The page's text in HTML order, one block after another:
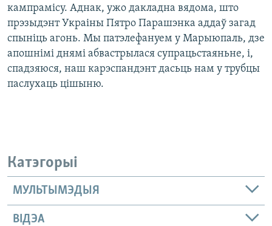
кампрамісу. Аднак, ужо дакладна вядома, што
прэзыдэнт Украіны Пятро Парашэнка аддаў загад
спыніць агонь. Мы патэлефануем у Марыюпаль, дзе
апошнімі днямі абвастрылася супрацьстаяньне, і,
спадзяюся, наш карэспандэнт дасьць нам у трубцы
паслухаць цішыню.
Катэгорыі
МУЛЬТЫМЭДЫЯ
ВІДЭА